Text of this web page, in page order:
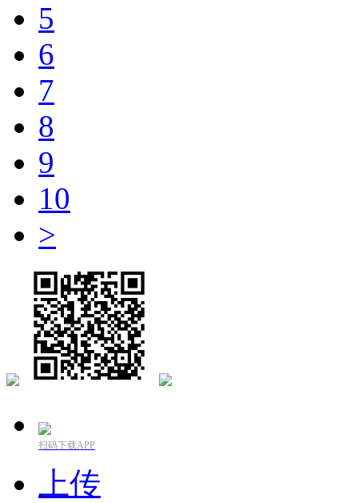
5
6
7
8
9
10
>
扫码下载APP
上传